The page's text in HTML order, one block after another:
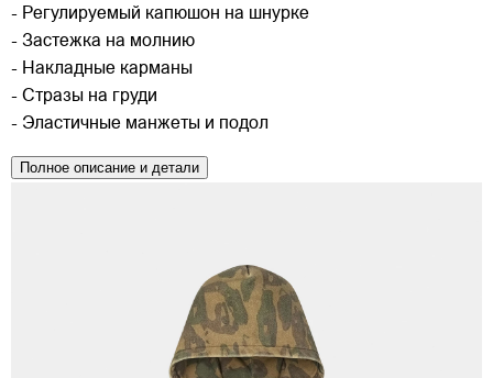
- Регулируемый капюшон на шнурке
- Застежка на молнию
- Накладные карманы
- Стразы на груди
- Эластичные манжеты и подол
Полное описание и детали